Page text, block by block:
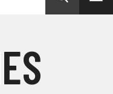
ES